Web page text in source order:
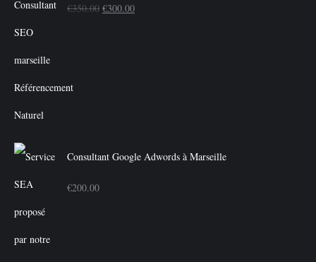
€350.00 Le
€300.00Le
Consultant Google Adwords à Marseille
€200.00